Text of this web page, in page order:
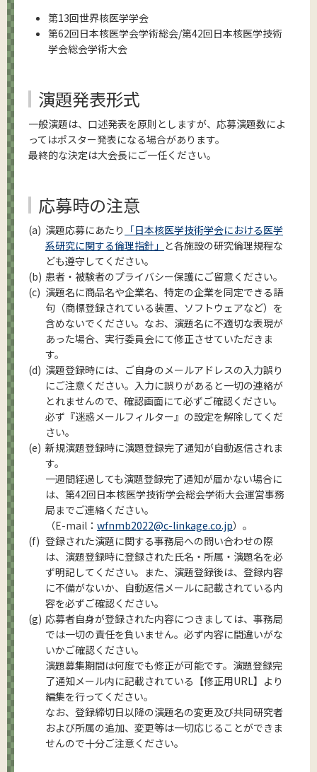
第13回世界核医学学会
第62回日本核医学会学術総会/第42回日本核医学技術
学会総会学術大会
演題発表形式
一般演題は、口述発表を原則としますが、応募演題数によ
ってはポスター発表になる場合があります。
最終的な決定は大会長にご一任ください。
応募時の注意
演題応募にあたり 「日本核医学技術学会における医学
系研究に関する倫理指針」 と各施設の研究倫理規程な
ども遵守してください。
患者・被験者のプライバシー保護にご留意ください。
演題名に商品名や企業名、特定の企業を同定できる語
句（商標登録されている装置、ソフトウェアなど）を
含めないでください。なお、演題名に不適切な表現が
あった場合、実行委員会にて修正させていただきま
す。
演題登録時には、ご自身のメールアドレスの入力誤り
にご注意ください。入力に誤りがあると一切の連絡が
とれませんので、確認画面にて必ずご確認ください。
必ず『迷惑メールフィルター』の設定を解除してくだ
さい。
新規演題登録時に演題登録完了通知が自動返信されま
す。
一週間経過しても演題登録完了通知が届かない場合に
は、第42回日本核医学技術学会総会学術大会運営事務
局までご連絡ください。
（E-mail： wfnmb2022@c-linkage.co.jp）。
登録された演題に関する事務局への問い合わせの際
は、演題登録時に登録された氏名・所属・演題名を必
ず明記してください。また、演題登録後は、登録内容
に不備がないか、自動返信メールに記載されている内
容を必ずご確認ください。
応募者自身が登録された内容につきましては、事務局
では一切の責任を負いません。必ず内容に間違いがな
いかご確認ください。
演題募集期間は何度でも修正が可能です。演題登録完
了通知メール内に記載されている【修正用URL】より
編集を行ってください。
なお、登録締切日以降の演題名の変更及び共同研究者
および所属の追加、変更等は一切応じることができま
せんので十分ご注意ください。